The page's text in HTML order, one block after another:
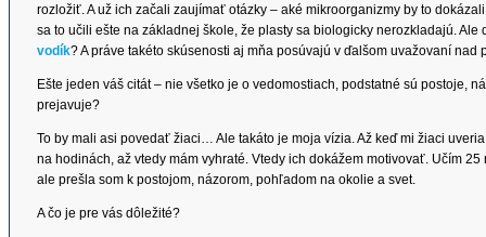
rozložiť. A už ich začali zaujímať otázky – aké mikroorganizmy by to
sa to učili ešte na základnej škole, že plasty sa biologicky nerozkladajú.
vodík? A práve takéto skúsenosti aj mňa posúvajú v ďalšom uvažovaní nad
Ešte jeden váš citát – nie všetko je o vedomostiach, podstatné sú postoje,
prejavuje?
To by mali asi povedať žiaci… Ale takáto je moja vízia. Až keď mi žiaci
na hodinách, až vtedy mám vyhraté. Vtedy ich dokážem motivovať. Učím
ale prešla som k postojom, názorom, pohľadom na okolie a svet.
A čo je pre vás dôležité?